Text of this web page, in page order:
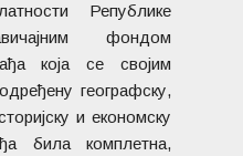
Републике
фондом
која се својим
географску,
и економску
била комплетна,